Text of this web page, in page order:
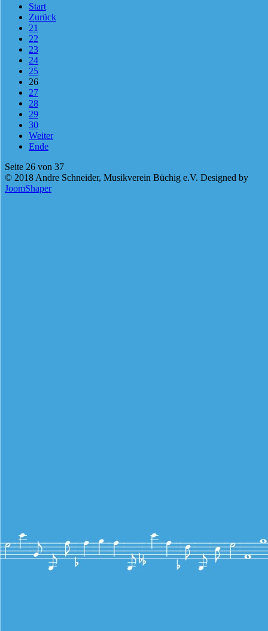
Start
Zurück
21
22
23
24
25
26
27
28
29
30
Weiter
Ende
Seite 26 von 37
© 2018 Andre Schneider, Musikverein Büchig e.V. Designed by
JoomShaper